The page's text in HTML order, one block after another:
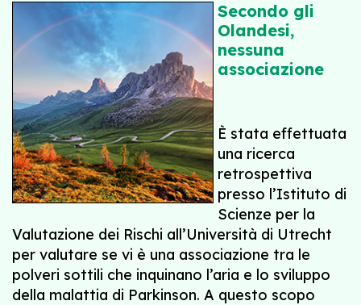
Secondo gli
Olandesi,
nessuna
associazione
È stata effettuata
una ricerca
retrospettiva
presso l’Istituto di
Scienze per la
Valutazione dei Rischi all’Università di Utrecht
per valutare se vi è una associazione tra le
polveri sottili che inquinano l’aria e lo sviluppo
della malattia di Parkinson. A questo scopo